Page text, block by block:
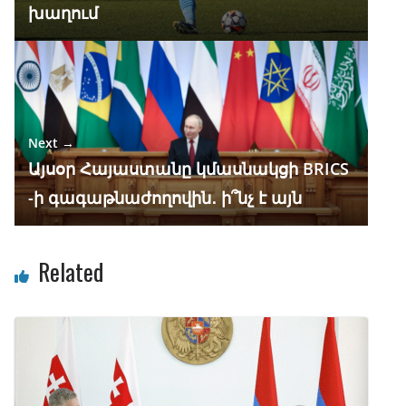
խաղում
Next →
Այսօր Հայաստանը կմասնակցի BRICS
-ի գագաթնաժողովին․ ի՞նչ է այն
Related